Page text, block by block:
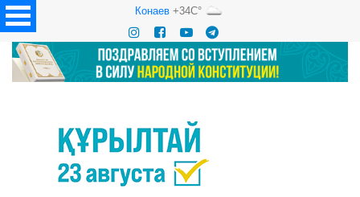
Конаев+34C°